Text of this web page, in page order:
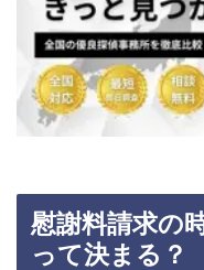
慰謝料請求の
って決まる？